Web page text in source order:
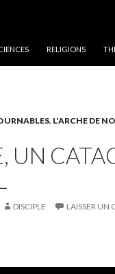
RELIGIONS
, L'ARCHE DE
UN
DISCIPLE LAISSER UN